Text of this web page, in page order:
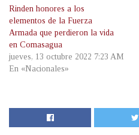
Rinden honores a los
elementos de la Fuerza
Armada que perdieron la vida
en Comasagua
jueves, 13 octubre 2022 7:23 AM
En «Nacionales»